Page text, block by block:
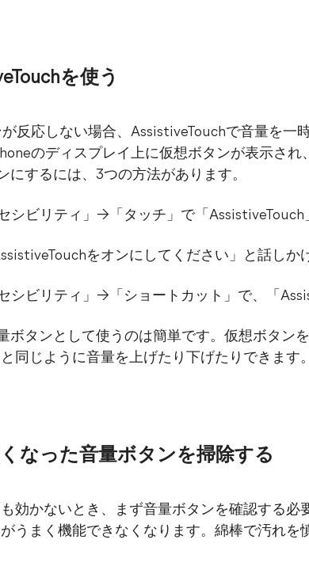
を使う
反応しない場合、AssistiveTouchで音量を一
のディスプレイ上に仮想ボタンが表示され
にするには、3つの方法があります。
ビリティ」→「タッチ」で「AssistiveTouch
をオンにしてください」と話しか
ビリティ」→「ショートカット」で、「
ボタンとして使うのは簡単です。仮想ボタン
同じように音量を上げたり下げたりできます。
なった音量ボタンを掃除する
効かないとき、まず音量ボタンを確認する
うまく機能できなくなります。綿棒で汚れを